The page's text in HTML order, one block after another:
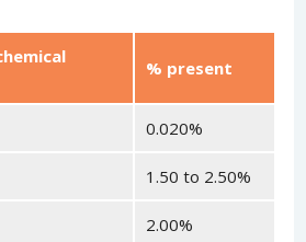
% present
0.020%
1.50 to 2.50%
2.00%